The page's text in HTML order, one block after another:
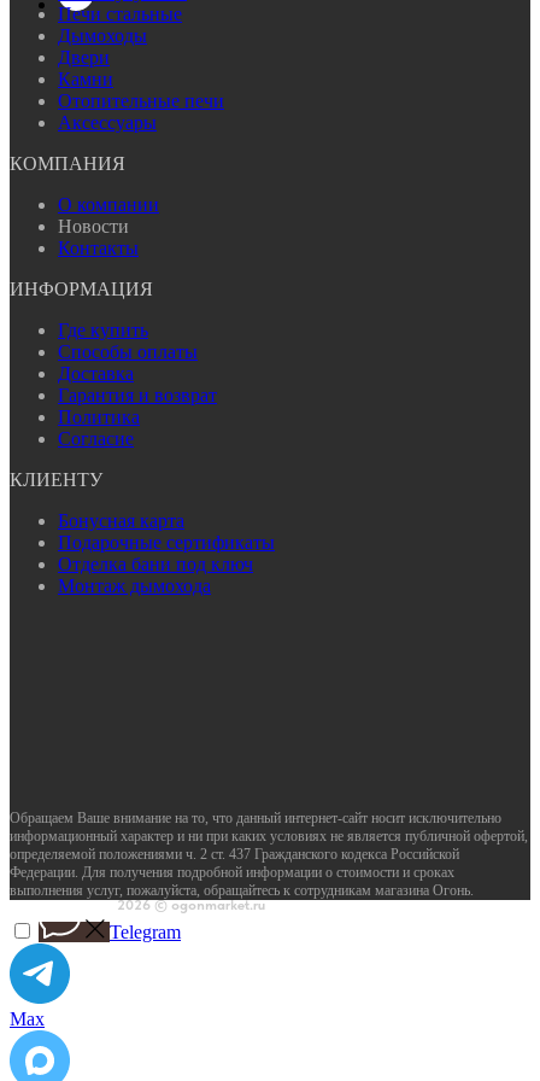
Печи стальные
Дымоходы
Двери
Камни
Отопительные печи
Аксессуары
КОМПАНИЯ
О компании
Новости
Контакты
ИНФОРМАЦИЯ
Где купить
Способы оплаты
Доставка
Гарантия и возврат
Политика
Согласие
КЛИЕНТУ
Бонусная карта
Подарочные сертификаты
Отделка бани под ключ
Монтаж дымохода
2026 © ogonmarket.ru
Обращаем Ваше внимание на то, что данный интернет-сайт носит исключительно
информационный характер и ни при каких условиях не является публичной офертой,
определяемой положениями ч. 2 ст. 437 Гражданского кодекса Российской
Федерации. Для получения подробной информации о стоимости и сроках
выполнения услуг, пожалуйста, обращайтесь к сотрудникам магазина Огонь.
Telegram
Max